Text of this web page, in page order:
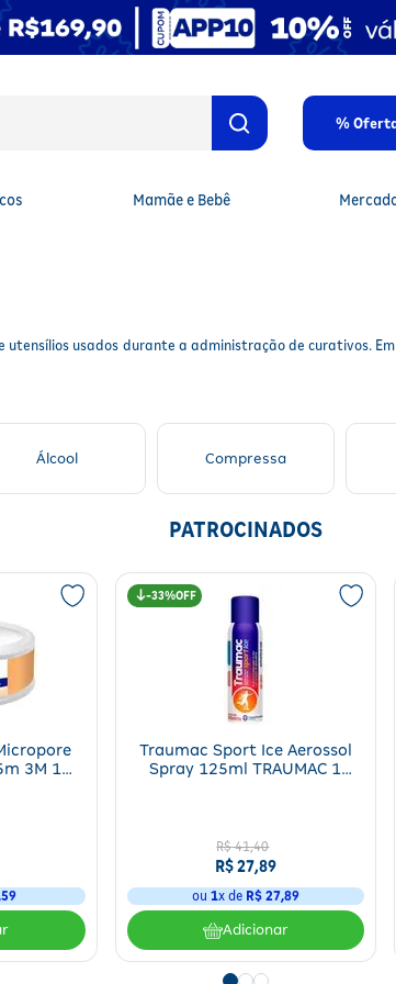
%
Mamãe e Bebê
utensílios usados durante a administração de curativos.
emergência
, como em casos de machucados leves.
kit de primeiros socorros: algodão, água-oxigenada,
nos cuidados de pequenos ferimentos . Em alguns
confira quais são os principais:
Álcool Compressa
PATROCINADOS
3M 1
59
33%
Traumac Sport Ice Aerossol
Spray 125ml TRAUMAC 1
R$ 41,40
R$27,89
ou 1x de R$ 27,89
Adicionar